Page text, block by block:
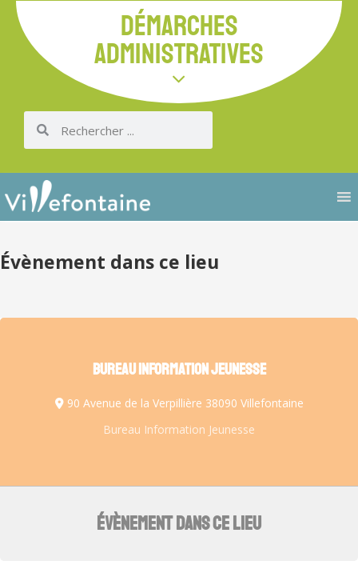
DÉMARCHES
ADMINISTRATIVES
Évènement dans ce lieu
BUREAU INFORMATION JEUNESSE
90 Avenue de la Verpillière 38090 Villefontaine
Bureau Information Jeunesse
ÉVÈNEMENT DANS CE LIEU